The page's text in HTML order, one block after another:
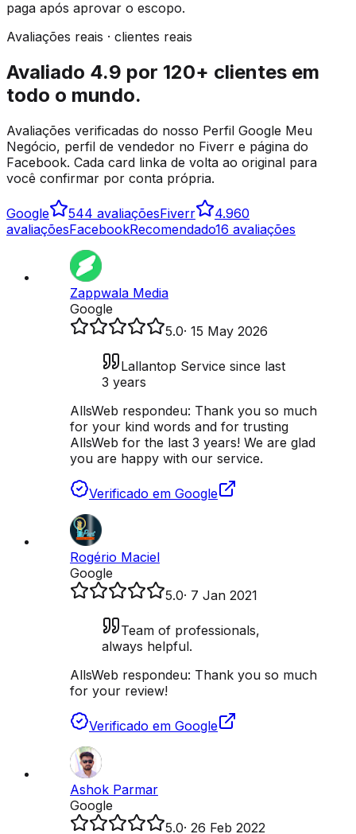
paga após aprovar o escopo.
Avaliações reais · clientes reais
Avaliado 4.9 por 120+ clientes em
todo o mundo.
Avaliações verificadas do nosso Perfil Google Meu
Negócio, perfil de vendedor no Fiverr e página do
Facebook. Cada card linka de volta ao original para
você confirmar por conta própria.
Google 544 avaliaçõesFiverr 4.960
avaliaçõesFacebookRecomendado16 avaliações
Zappwala Media
Google
5.0· 15 May 2026
Lallantop Service since last
3 years
AllsWeb respondeu: Thank you so much
for your kind words and for trusting
AllsWeb for the last 3 years! We are glad
you are happy with our service.
Verificado em Google
Rogério Maciel
Google
5.0· 7 Jan 2021
Team of professionals,
always helpful.
AllsWeb respondeu: Thank you so much
for your review!
Verificado em Google
Ashok Parmar
Google
5.0· 26 Feb 2022